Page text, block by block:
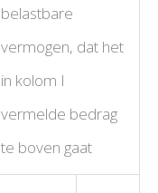
belastbare
vermogen, dat het
in kolom I
vermelde bedrag
te boven gaat